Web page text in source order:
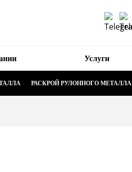
Услуги
РАСКРОЙ РУЛОННОГО МЕТАЛЛА